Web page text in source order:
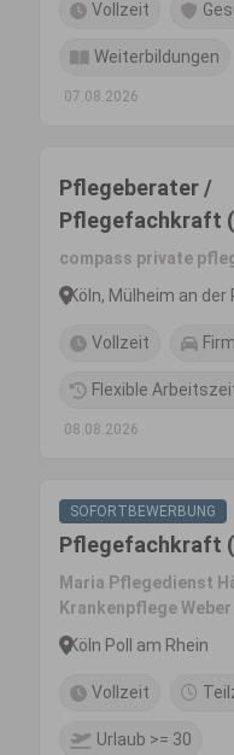
Vollzeit
Weiterbildungen
07.08.2026
Pflegeberater /
Pflegefachkraft
compass private
Köln, Mülheim an
Vollzeit
Flexible
08.08.2026
SOFORTBEWERBUNG
Pflegefachkraft
Maria Pflegedienst
Krankenpflege
Köln Poll am Rhein
Vollzeit
Urlaub >= 30